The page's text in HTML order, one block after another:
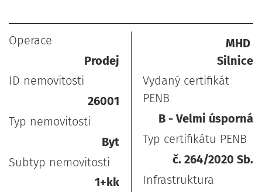
Operace
Prodej
ID nemovitosti
26001
Typ nemovitosti
Byt
Subtyp nemovitosti
1+kk
MHD
Silnice
Vydaný certifikát
PENB
B - Velmi úsporná
Typ certifikátu PENB
č. 264/2020 Sb.
Infrastruktura